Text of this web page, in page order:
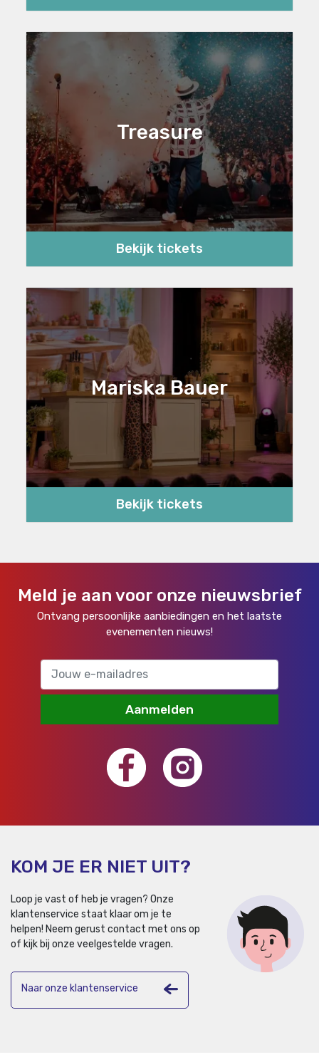
Treasure
Bekijk tickets
Mariska Bauer
Bekijk tickets
Meld je aan voor onze nieuwsbrief
Ontvang persoonlijke aanbiedingen en het laatste
evenementen nieuws!
Aanmelden
KOM JE ER NIET UIT?
Loop je vast of heb je vragen? Onze
klantenservice staat klaar om je te
helpen! Neem gerust contact met ons op
of kijk bij onze veelgestelde vragen.
Naar onze klantenservice